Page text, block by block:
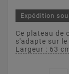
Expédition
Ce plateau de
s'adapte sur
Largeur : 63